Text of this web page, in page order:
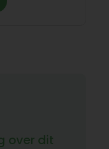
over dit